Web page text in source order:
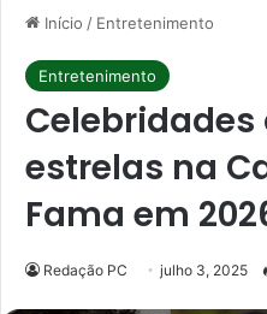
Início / Entretenimento
Entretenimento
estrelas na
Fama em
Redação PC julho 3, 2025